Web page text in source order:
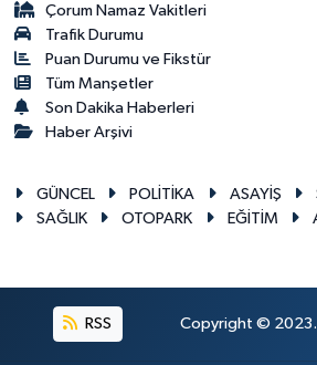
Çorum Namaz Vakitleri
Trafik Durumu
Puan Durumu ve Fikstür
Tüm Manşetler
Son Dakika Haberleri
Haber Arşivi
GÜNCEL POLİTİKA ASAYİŞ
SAĞLIK
OTOPARK EĞİTİM
RSS Copyright © 2023.